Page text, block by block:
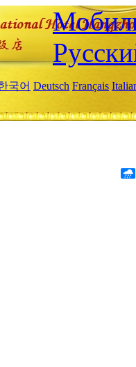
국어 Deutsch Français